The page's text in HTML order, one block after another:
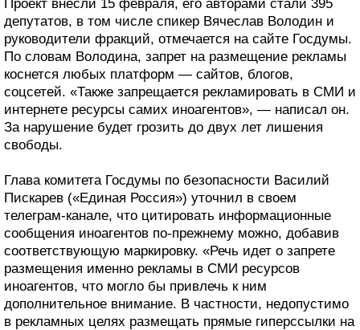
Проект внесли 15 февраля, его авторами стали 395
депутатов, в том числе спикер Вячеслав Володин и
руководители фракций, отмечается на сайте Госдумы.
По словам Володина, запрет на размещение рекламы
коснется любых платформ — сайтов, блогов,
соцсетей. «Также запрещается рекламировать в СМИ и
интернете ресурсы самих иноагентов», — написал он.
За нарушение будет грозить до двух лет лишения
свободы.
Глава комитета Госдумы по безопасности Василий
Пискарев («Единая Россия») уточнил в своем
телеграм-канале, что цитировать информационные
сообщения иноагентов по-прежнему можно, добавив
соответствующую маркировку. «Речь идет о запрете
размещения именно рекламы в СМИ ресурсов
иноагентов, что могло бы привлечь к ним
дополнительное внимание. В частности, недопустимо
в рекламных целях размещать прямые гиперссылки на